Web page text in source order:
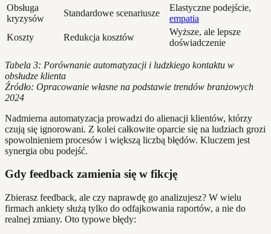
Obsługa
kryzysów
Standardowe scenariusze
Elastyczne podejście,
empatia
Koszty
Redukcja kosztów
Wyższe, ale lepsze
doświadczenie
Tabela 3: Porównanie automatyzacji i ludzkiego kontaktu w
obsłudze klienta
Źródło: Opracowanie własne na podstawie trendów branżowych
2024
Nadmierna automatyzacja prowadzi do alienacji klientów, którzy
czują się ignorowani. Z kolei całkowite oparcie się na ludziach grozi
spowolnieniem procesów i większą liczbą błędów. Kluczem jest
synergia obu podejść.
Gdy feedback zamienia się w fikcję
Zbierasz feedback, ale czy naprawdę go analizujesz? W wielu
firmach ankiety służą tylko do odfajkowania raportów, a nie do
realnej zmiany. Oto typowe błędy: